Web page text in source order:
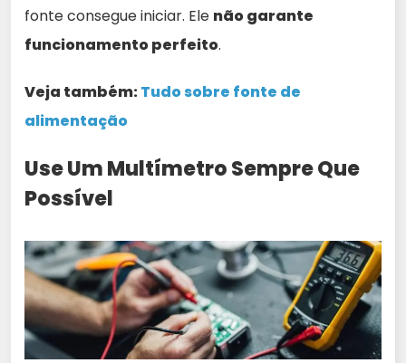
fonte consegue iniciar. Ele não garante
funcionamento perfeito.
Veja também:Tudo sobre fonte de
alimentação
Use Um Multímetro Sempre Que
Possível